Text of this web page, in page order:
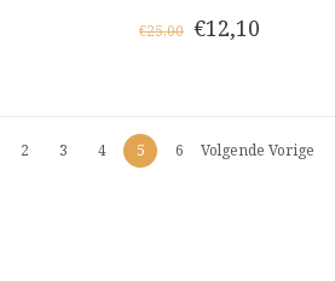
€25,00 €12,10
2 3 4 5 6 Volgende Vorige